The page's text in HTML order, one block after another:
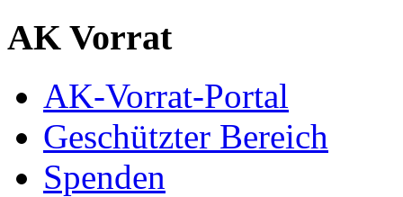
AK Vorrat
AK-Vorrat-Portal
Geschützter Bereich
Spenden